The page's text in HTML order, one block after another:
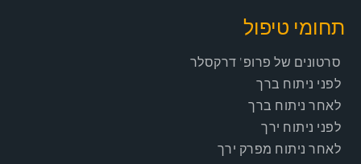
תחומי טיפול
סרטונים של פרופ' דרקסלר
לפני ניתוח ברך
לאחר ניתוח ברך
לפני ניתוח ירך
לאחר ניתוח מפרק ירך